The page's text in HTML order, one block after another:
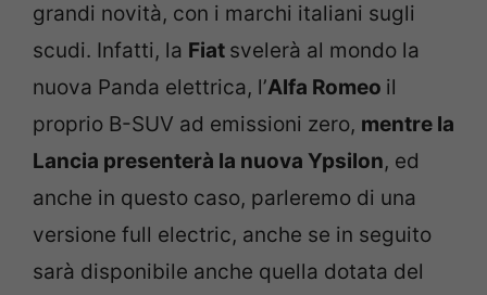
grandi novità, con i marchi italiani sugli
scudi. Infatti, la Fiat svelerà al mondo la
nuova Panda elettrica, l’Alfa Romeo il
proprio B-SUV ad emissioni zero, mentre la
Lancia presenterà la nuova Ypsilon, ed
anche in questo caso, parleremo di una
versione full electric, anche se in seguito
sarà disponibile anche quella dotata del